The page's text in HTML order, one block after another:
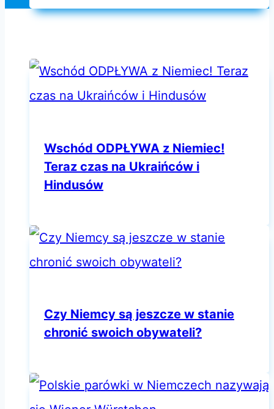
Wschód ODPŁYWA z Niemiec!
Teraz czas na Ukraińców i
Hindusów
Czy Niemcy są jeszcze w stanie
chronić swoich obywateli?